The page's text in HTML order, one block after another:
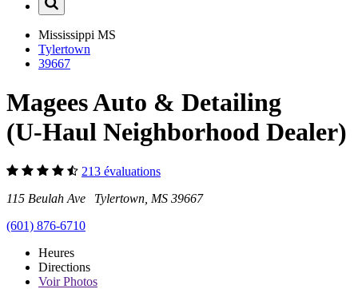
Mississippi MS
Tylertown
39667
Magees Auto & Detailing
(U-Haul Neighborhood Dealer)
213 évaluations
115 Beulah Ave Tylertown, MS 39667
(601) 876-6710
Heures
Directions
VoirPhotos